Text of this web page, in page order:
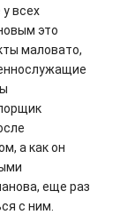
всех
это
маловато,
а как он
еще раз
с ним.